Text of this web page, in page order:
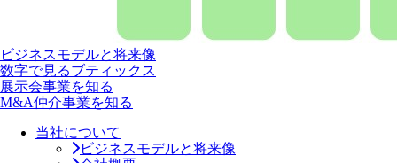
ビジネスモデルと将来像
数字で見るブティックス
展示会事業を知る
M&A仲介事業を知る
当社について
ビジネスモデルと将来像